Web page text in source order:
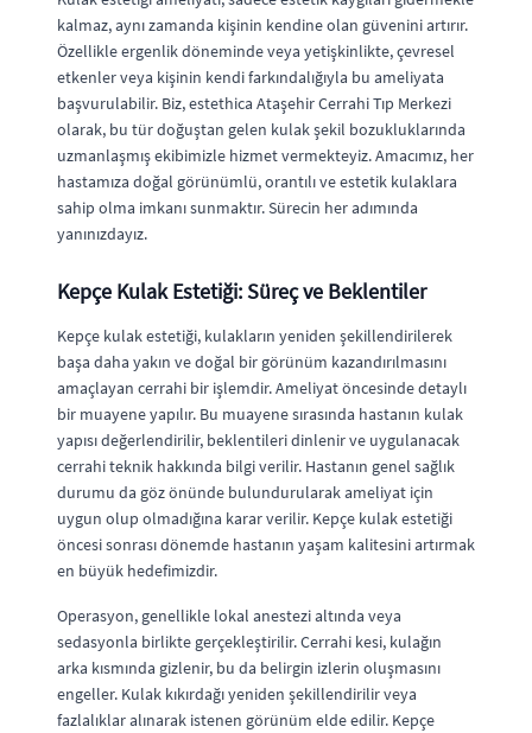
kalmaz, aynı zamanda kişinin kendine olan güvenini artırır.
Özellikle ergenlik döneminde veya yetişkinlikte, çevresel
etkenler veya kişinin kendi farkındalığıyla bu ameliyata
başvurulabilir. Biz, estethica Ataşehir Cerrahi Tıp Merkezi
olarak, bu tür doğuştan gelen kulak şekil bozukluklarında
uzmanlaşmış ekibimizle hizmet vermekteyiz. Amacımız, her
hastamıza doğal görünümlü, orantılı ve estetik kulaklara
sahip olma imkanı sunmaktır. Sürecin her adımında
yanınızdayız.
Kepçe Kulak Estetiği: Süreç ve Beklentiler
Kepçe kulak estetiği, kulakların yeniden şekillendirilerek
başa daha yakın ve doğal bir görünüm kazandırılmasını
amaçlayan cerrahi bir işlemdir. Ameliyat öncesinde detaylı
bir muayene yapılır. Bu muayene sırasında hastanın kulak
yapısı değerlendirilir, beklentileri dinlenir ve uygulanacak
cerrahi teknik hakkında bilgi verilir. Hastanın genel sağlık
durumu da göz önünde bulundurularak ameliyat için
uygun olup olmadığına karar verilir. Kepçe kulak estetiği
öncesi sonrası dönemde hastanın yaşam kalitesini artırmak
en büyük hedefimizdir.
Operasyon, genellikle lokal anestezi altında veya
sedasyonla birlikte gerçekleştirilir. Cerrahi kesi, kulağın
arka kısmında gizlenir, bu da belirgin izlerin oluşmasını
engeller. Kulak kıkırdağı yeniden şekillendirilir veya
fazlalıklar alınarak istenen görünüm elde edilir. Kepçe